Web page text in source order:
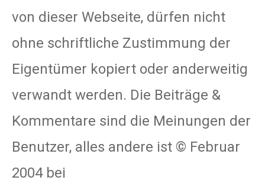
von dieser Webseite, dürfen nicht
ohne schriftliche Zustimmung der
Eigentümer kopiert oder anderweitig
verwandt werden. Die Beiträge &
Kommentare sind die Meinungen der
Benutzer, alles andere ist © Februar
2004 bei